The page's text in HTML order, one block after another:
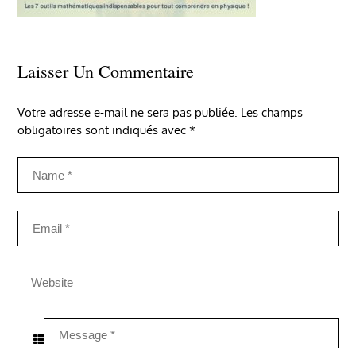
Laisser Un Commentaire
Votre adresse e-mail ne sera pas publiée. Les champs
obligatoires sont indiqués avec*